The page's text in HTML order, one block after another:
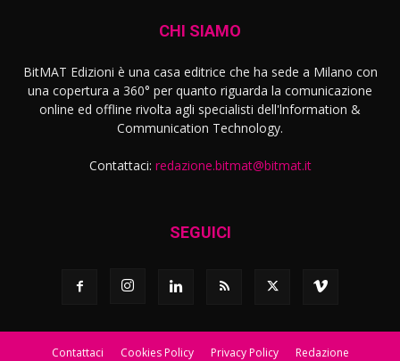
CHI SIAMO
BitMAT Edizioni è una casa editrice che ha sede a Milano con
una copertura a 360° per quanto riguarda la comunicazione
online ed offline rivolta agli specialisti dell'lnformation &
Communication Technology.
Contattaci: redazione.bitmat@bitmat.it
SEGUICI
Contattaci Cookies Policy Privacy Policy Redazione